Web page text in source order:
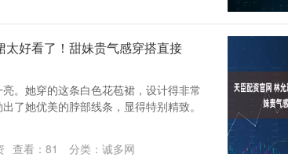
好看了！甜妹贵气感穿搭直接
。她穿的这条白色花苞裙，设计得非常
了她优美的脖部线条，显得特别精致。
查看： 81 分类： 诚多网